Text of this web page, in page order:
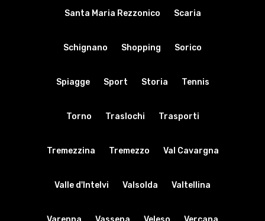
Santa Maria Rezzonico Scaria
Schignano Shopping Sorico
Spiagge Sport Storia Tennis
Torno Traslochi Trasporti
Tremezzina Tremezzo Val Cavargna
Valle d'Intelvi Valsolda Valtellina